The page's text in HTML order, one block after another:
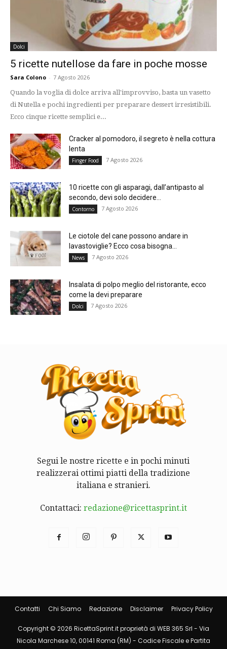
Dolci
5 ricette nutellose da fare in poche mosse
Sara Colono - 7 Agosto 2026
Quando la voglia di dolce arriva all'improvviso, basta un vasetto
di Nutella e pochi ingredienti per preparare dessert irresistibili.
Ecco cinque ricette semplici e...
Cracker al pomodoro, il segreto è nella cottura
lenta
Finger Food 7 Agosto 2026
10 ricette con gli asparagi, dall’antipasto al
secondo, devi solo decidere...
Contorno 7 Agosto 2026
Le ciotole del cane possono andare in
lavastoviglie? Ecco cosa bisogna...
News 7 Agosto 2026
Insalata di polpo meglio del ristorante, ecco
come la devi preparare
Dolci 7 Agosto 2026
Segui le nostre ricette e in pochi minuti
realizzerai ottimi piatti della tradizione
italiana e stranieri.
Contattaci: redazione@ricettasprint.it
Contatti Chi Siamo Redazione Disclaimer Privacy Policy
Copyright © 2026 RicettaSprint.it proprietà di WEB 365 Srl - Via
Nicola Marchese 10, 00141 Roma (RM) - Codice Fiscale e Partita